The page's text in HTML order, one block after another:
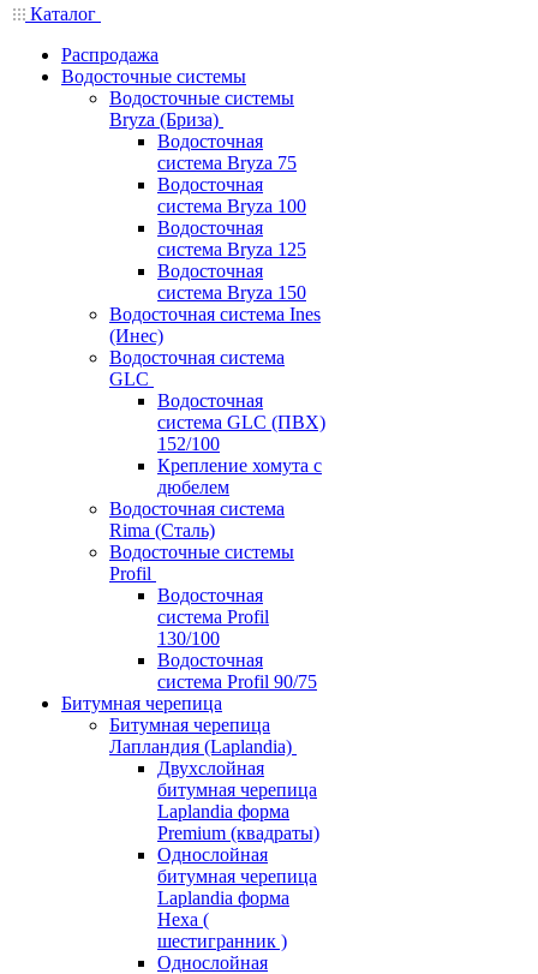
Каталог
Распродажа
Водосточные системы
Водосточные системы
Bryza (Бриза)
Водосточная
система Bryza 75
Водосточная
система Bryza 100
Водосточная
система Bryza 125
Водосточная
система Bryza 150
Водосточная система Ines
(Инес)
Водосточная система
GLC
Водосточная
система GLC (ПВХ)
152/100
Крепление хомута с
дюбелем
Водосточная система
Rima (Сталь)
Водосточные системы
Profil
Водосточная
система Profil
130/100
Водосточная
система Profil 90/75
Битумная черепица
Битумная черепица
Лапландия (Laplandia)
Двухслойная
битумная черепица
Laplandia форма
Premium (квадраты)
Однослойная
битумная черепица
Laplandia форма
Hexa (
шестигранник )
Однослойная